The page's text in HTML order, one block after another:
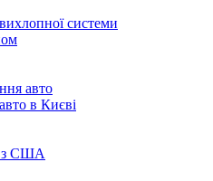
системи
авто
в Києві
з США